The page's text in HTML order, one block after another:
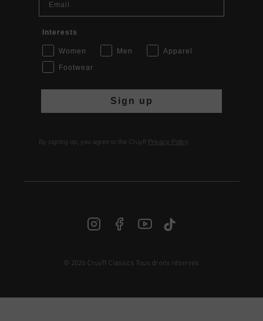
FR | € EUR
Interests
Women Men
Apparel
Footwear
Sign up
By signing up, you agree to the Cruyff Privacy Policy
© 2026 Cruyff Classics Tous droits réservés